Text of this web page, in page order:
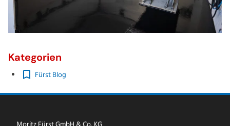
Kategorien
Fürst Blog